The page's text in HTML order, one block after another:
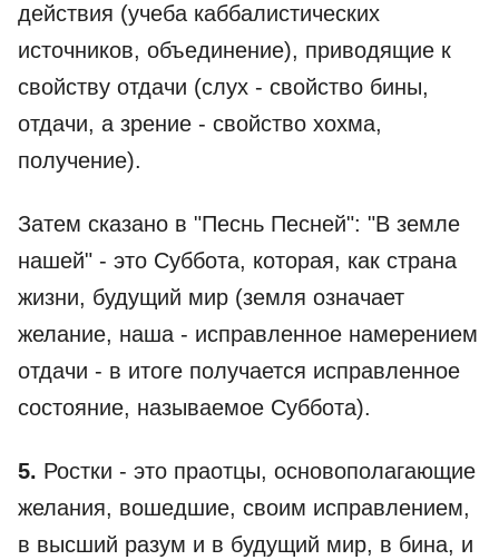
действия (учеба каббалистических
источников, объединение), приводящие к
свойству отдачи (слух - свойство бины,
отдачи, а зрение - свойство хохма,
получение).
Затем сказано в "Песнь Песней": "В земле
нашей" - это Суббота, которая, как страна
жизни, будущий мир (земля означает
желание, наша - исправленное намерением
отдачи - в итоге получается исправленное
состояние, называемое Суббота).
5. Ростки - это праотцы, основополагающие
желания, вошедшие, своим исправлением,
в высший разум и в будущий мир, в бина, и